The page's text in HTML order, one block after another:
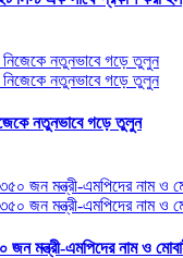
নতুনভাবে গড়ে তুলুন
জন মন্ত্রী-এমপিদের নাম ও